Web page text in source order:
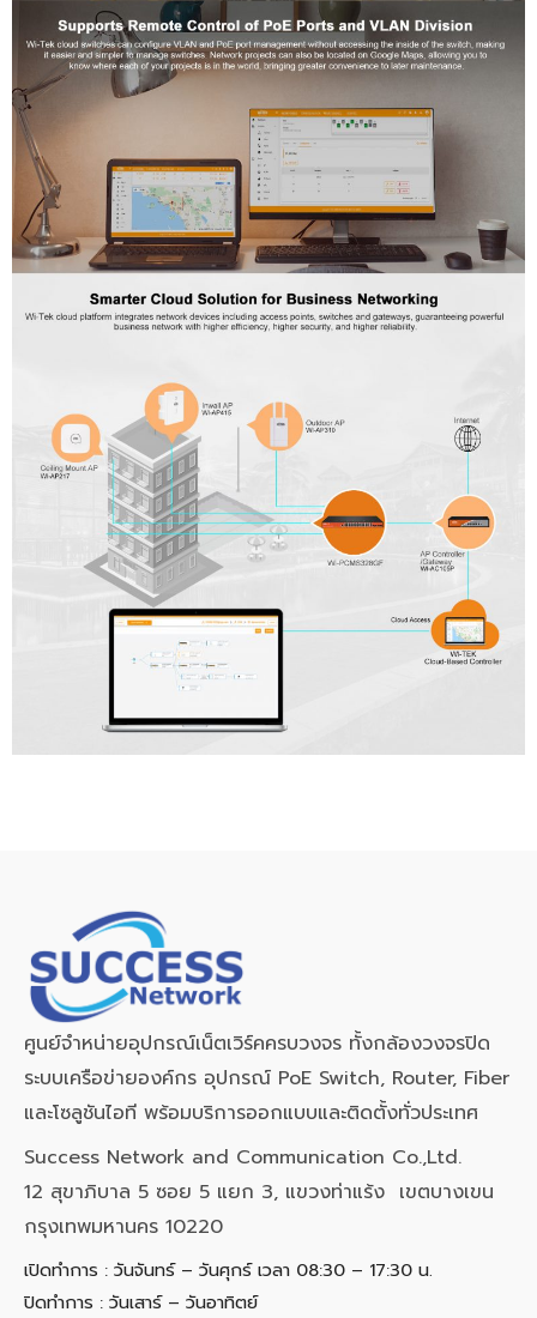
ศูนย์จำหน่ายอุปกรณ์เน็ตเวิร์คครบวงจร ทั้งกล้องวงจรปิด
ระบบเครือข่ายองค์กร อุปกรณ์ PoE Switch, Router, Fiber
และโซลูชันไอที พร้อมบริการออกแบบและติดตั้งทั่วประเทศ
Success Network and Communication Co.,Ltd.
12 สุขาภิบาล 5 ซอย 5 แยก 3, แขวงท่าแร้ง เขตบางเขน
กรุงเทพมหานคร 10220
เปิดทำการ : วันจันทร์ – วันศุกร์ เวลา 08:30 – 17:30 น.
ปิดทำการ : วันเสาร์ – วันอาทิตย์